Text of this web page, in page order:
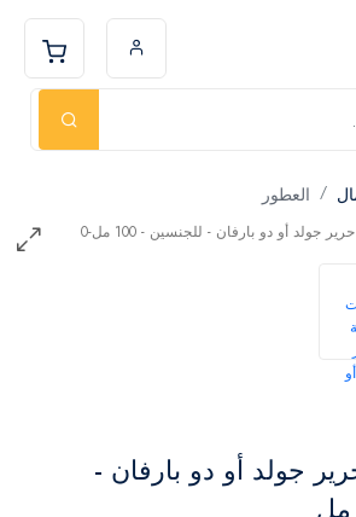
العطور
جولد أو دو بارفان -